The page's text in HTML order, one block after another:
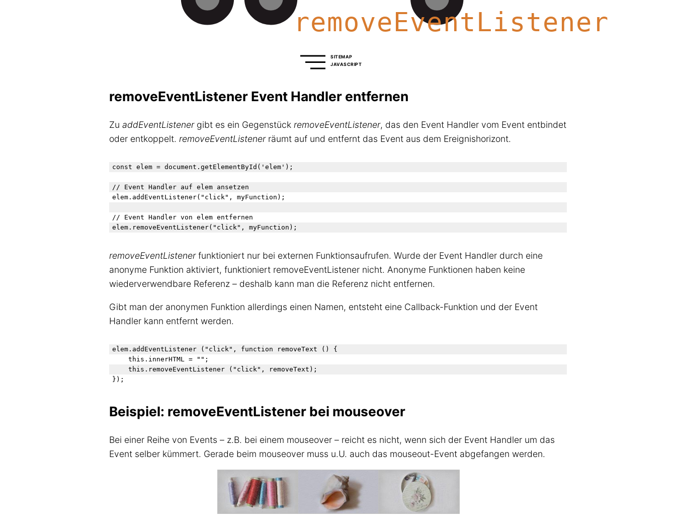
SITEMAP
JAVASCRIPT
removeEventListener Event Handler entfernen
Zu addEventListenergibt es ein Gegenstück removeEventListener, das den Event Handler vom Event entbindet
oder entkoppelt. removeEventListenerräumt auf und entfernt das Event aus dem Ereignishorizont.
const elem = document.getElementById('elem');
// Event Handler auf elem ansetzen
elem.addEventListener("click", myFunction);
// Event Handler von elem entfernen
removeEventListenerfunktioniert nur bei externen Funktionsaufrufen. Wurde der Event Handler durch eine
anonyme Funktion aktiviert, funktioniert removeEventListener nicht. Anonyme Funktionen haben keine
wiederverwendbare Referenz – deshalb kann man die Referenz nicht entfernen.
Gibt man der anonymen Funktion allerdings einen Namen, entsteht eine Callback-Funktion und der Event
Handler kann entfernt werden.
elem.addEventListener ("click", function removeText () {
    this.innerHTML = "";
    this.removeEventListener ("click", removeText);
Beispiel: removeEventListener bei mouseover
Bei einer Reihe von Events – z.B. bei einem mouseover – reicht es nicht, wenn sich der Event Handler um das
Event selber kümmert. Gerade beim mouseover muss u.U. auch das mouseout-Event abgefangen werden.